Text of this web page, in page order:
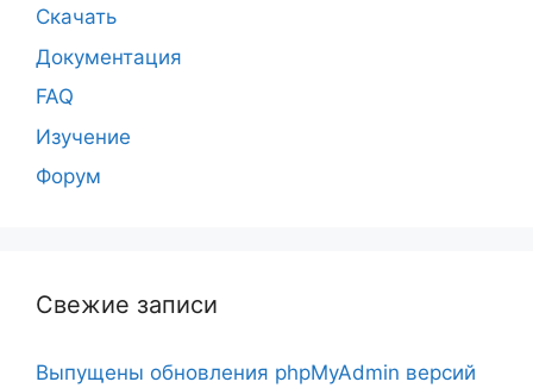
Скачать
Документация
FAQ
Изучение
Форум
Свежие записи
Выпущены обновления phpMyAdmin версий